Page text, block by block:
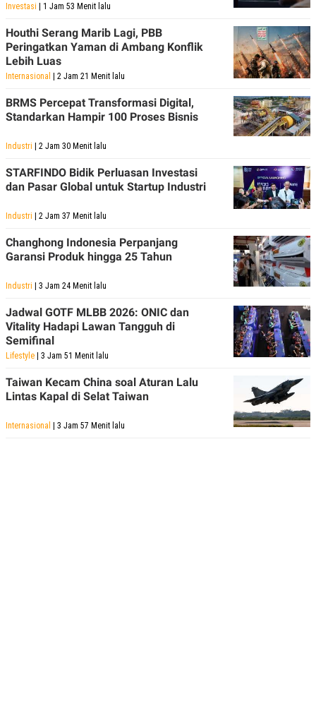
K
M
E
D
I
A
I
D
OF
USE
PEMBERITAAN
SIBER
PRIVACY
POLICY
Investasi | 1 Jam 53 Menit lalu
Houthi Serang Marib Lagi, PBB
Peringatkan Yaman di Ambang Konflik
Lebih Luas
Internasional | 2 Jam 21 Menit lalu
BRMS Percepat Transformasi Digital,
Standarkan Hampir 100 Proses Bisnis
Industri | 2 Jam 30 Menit lalu
STARFINDO Bidik Perluasan Investasi
dan Pasar Global untuk Startup Industri
Industri | 2 Jam 37 Menit lalu
Changhong Indonesia Perpanjang
Garansi Produk hingga 25 Tahun
Industri | 3 Jam 24 Menit lalu
Jadwal GOTF MLBB 2026: ONIC dan
Vitality Hadapi Lawan Tangguh di
Semifinal
Lifestyle | 3 Jam 51 Menit lalu
Taiwan Kecam China soal Aturan Lalu
Lintas Kapal di Selat Taiwan
Internasional | 3 Jam 57 Menit lalu